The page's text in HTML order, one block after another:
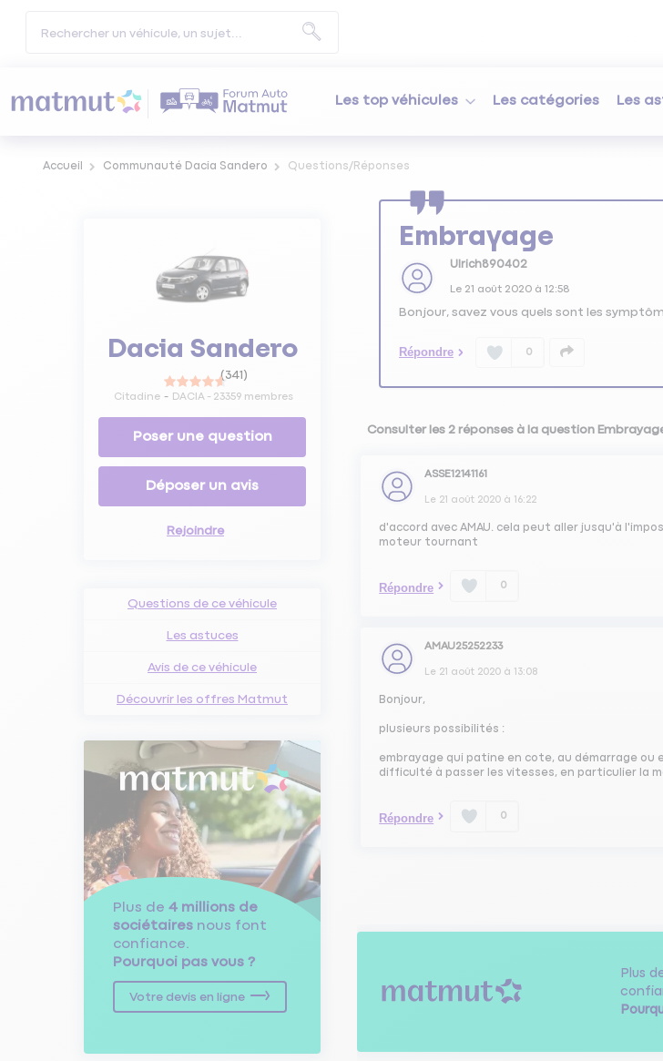
Les top véhicules Les catégories Les
Accueil Communauté Dacia Sandero Questions/Réponses
Dacia Sandero
(341)
Citadine DACIA- 23359membres
Poser une question
Déposer un avis
Rejoindre
Questions de ce véhicule
Les astuces
Avis de ce véhicule
Découvrir les offres Matmut
Plus de 4 millions de
sociétaires nous font
confiance.
Pourquoi pas vous ?
Votre devis en ligne
Embrayage
Ulrich890402
Le 21 août 2020à 12:58
Bonjour, savez vous quels sont les
Répondre 0
Consulter les 2 réponses à la question
ASSE12141161
Le 21 août 2020 à 16:22
d'accord avec AMAU. cela peut aller jusqu'à
moteur tournant
Répondre 0
AMAU25252233
Le 21 août 2020 à 13:08
Bonjour,
plusieurs possibilités :
embrayage qui patine en cote, au démarrage ou
difficulté à passer les vitesses, en particulier la
Répondre 0
Plus